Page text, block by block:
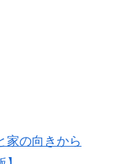
家の向きから